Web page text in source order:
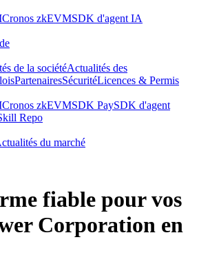
Cronos zkEVMSDK d'agent IA
de la sociétéActualités des
PartenairesSécuritéLicences & Permis
Cronos zkEVMSDK PaySDK d'agent
Repo
du marché
fiable pour vos
Corporation en